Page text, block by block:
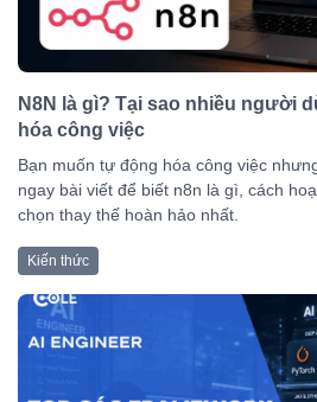
N8N là gì? Tại sao nhiều người
hóa công việc
Bạn muốn tự động hóa công việc
ngay bài viết để biết n8n là gì, cách
chọn thay thế hoàn hảo nhất.
Kiến thức